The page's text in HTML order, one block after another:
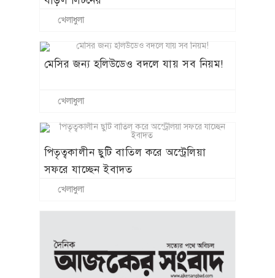
সফরে যাচ্ছেন ইবাদত
সমালোচনার জবাব নেইমারের
বিনোদন
প্রীতি জিনতার সঙ্গে প্রেম নিয়ে মুখ খুললেন
বিনোদন